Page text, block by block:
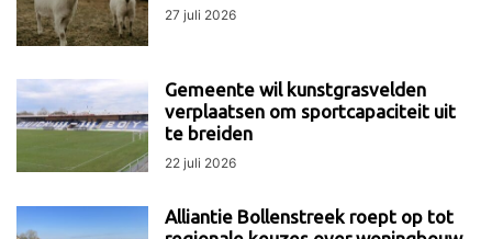
27 juli 2026
Gemeente wil kunstgrasvelden
verplaatsen om sportcapaciteit uit
te breiden
22 juli 2026
Alliantie Bollenstreek roept op tot